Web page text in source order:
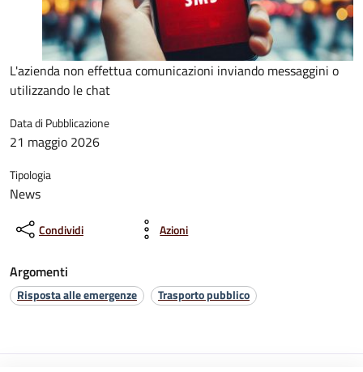
L'azienda non effettua comunicazioni inviando messaggini o
utilizzando le chat
Data di Pubblicazione
21 maggio 2026
Tipologia
News
Condividi Azioni
Argomenti
Risposta alle emergenze Trasporto pubblico